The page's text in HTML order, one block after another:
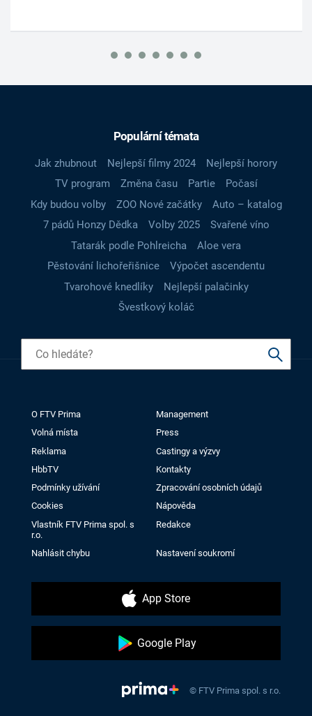
Populární témata
Jak zhubnout Nejlepší filmy 2024
Nejlepší horory
TV program
Změna času Partie
Počasí
Kdy budou volby
ZOO Nové začátky
Auto – katalog
7 pádů Honzy Dědka
Volby 2025
Svařené víno
Tatarák podle Pohlreicha
Aloe vera
Pěstování lichořeřišnice
Výpočet ascendentu
Tvarohové knedlíky
Nejlepší palačinky
Švestkový koláč
O FTV Prima
Management
Volná místa
Press
Reklama
Castingy a výzvy
HbbTV
Kontakty
Podmínky užívání
Zpracování osobních údajů
Cookies
Nápověda
Vlastník FTV Prima spol. s
r.o.
Redakce
Nahlásit chybu Nastavení soukromí
App Store
Google Play
© FTV Prima spol. s r.o.